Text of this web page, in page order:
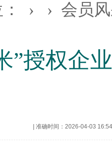
： › › 会员
”授权企
准确时间：2026-04-03 16:54